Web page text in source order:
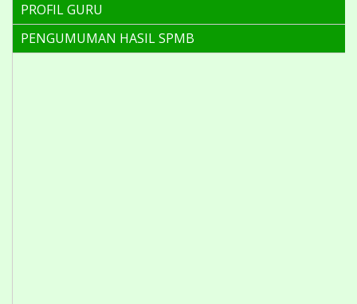
PROFIL GURU
PENGUMUMAN HASIL SPMB